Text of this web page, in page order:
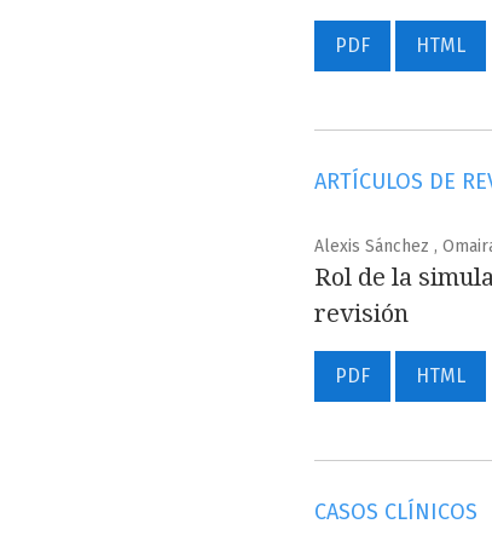
PDF HTML
ARTÍCULOS DE
Alexis Sánchez ,
Rol de la
revisión
PDF HTML
CASOS CLÍNICOS